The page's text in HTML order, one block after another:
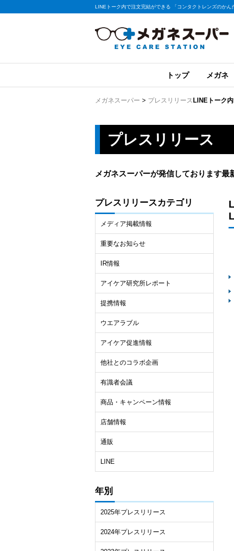
LINEトーク内で注文完結ができる 「コンタクトレンズのか
トップ メガネ
メガネスーパー > プレスリリース LINEトーク
プレスリリース
メガネスーパーが発信しております
プレスリリースカテゴリ
メディア掲載情報
重要なお知らせ
IR情報
アイケア研究所レポート
提携情報
ウエアラブル
アイケア促進情報
他社とのコラボ企画
有識者会議
商品・キャンペーン情報
店舗情報
通販
LINE
年別
2025年プレスリリース
2024年プレスリリース